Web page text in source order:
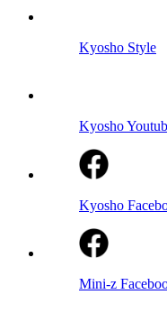
Kyosho Style
Kyosho
Kyosho
Mini-z